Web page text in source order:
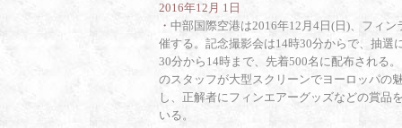
2016年12月 1日
・ 中部国際空港は2016年12月4日(日)、フィ
催する。記念撮影会は14時30分からで、抽選
30分から14時まで、先着500名に配布される
のスタッフが大型スクリーンでヨーロッパの
し、正解者にフィンエアーグッズなどの賞品
いる。